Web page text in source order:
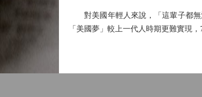
對美國年輕人來說，「這輩子都無
「美國夢」較上一代人時期更難實現